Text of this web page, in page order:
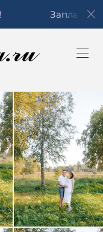
Запланировать